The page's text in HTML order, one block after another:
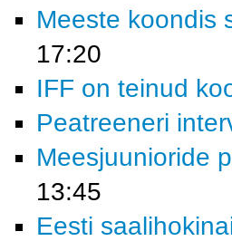
Meeste koondis
17:20
IFF on teinud
Peatreeneri
Meesjuunioride
13:45
Eesti